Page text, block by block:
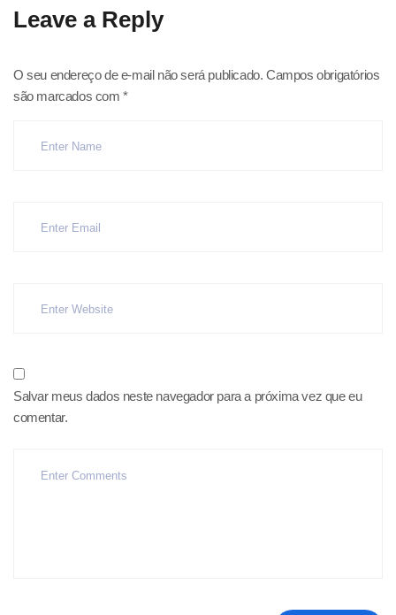
Leave a Reply
O seu endereço de e-mail não será publicado. Campos obrigatórios
são marcados com*
Salvar meus dados neste navegador para a próxima vez que eu
comentar.